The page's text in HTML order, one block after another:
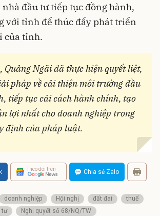
đầu tư tiếp tục đồng hành,
với tỉnh để thúc đẩy phát triển
của tỉnh.
Quảng Ngãi đã thực hiện quyết liệt,
pháp về cải thiện môi trường đầu
tiếp tục cải cách hành chính, tạo
lợi nhất cho doanh nghiệp trong
định của pháp luật.
Theo dõi trên Chia sẻ Zalo
doanh nghiệp Hội nghị đất đai
thuế
tư
Nghị quyết số 68/NQ/TW